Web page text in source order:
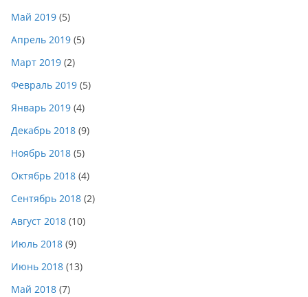
Май 2019 (5)
Апрель 2019 (5)
Март 2019 (2)
Февраль 2019 (5)
Январь 2019 (4)
Декабрь 2018 (9)
Ноябрь 2018 (5)
Октябрь 2018 (4)
Сентябрь 2018 (2)
Август 2018 (10)
Июль 2018 (9)
Июнь 2018 (13)
Май 2018 (7)